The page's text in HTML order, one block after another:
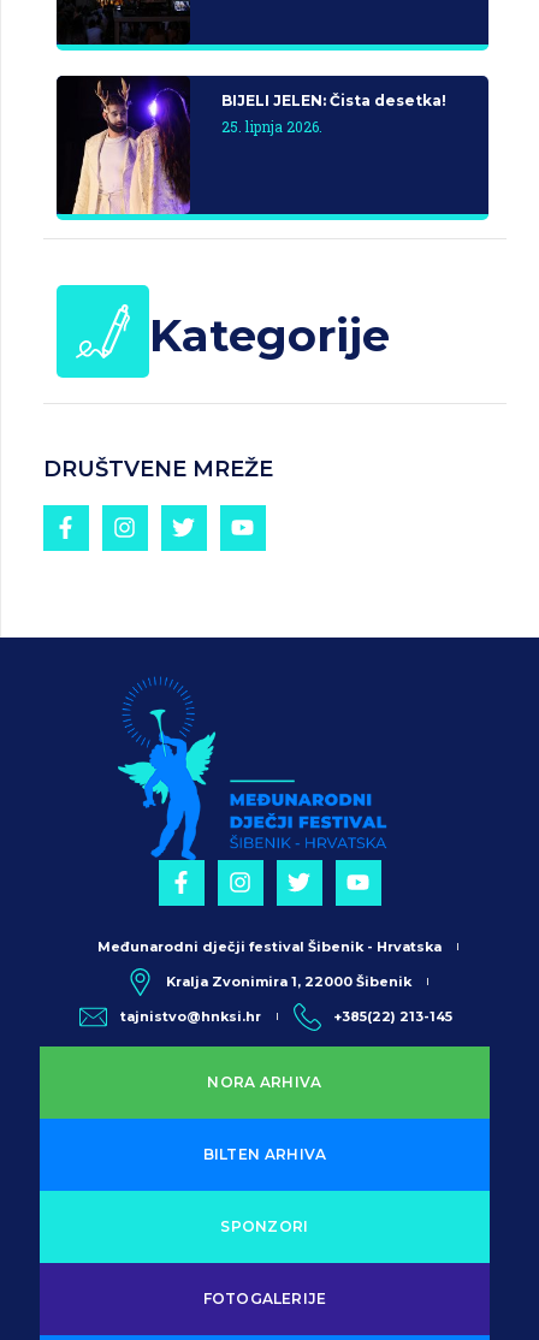
BIJELI JELEN: Čista desetka!
25. lipnja 2026.
Kategorije
DRUŠTVENE MREŽE
NORA ARHIVA
BILTEN ARHIVA
SPONZORI
FOTOGALERIJE
Međunarodni dječji festival Šibenik - Hrvatska
Kralja Zvonimira 1, 22000 Šibenik
tajnistvo@hnksi.hr +385(22) 213-145